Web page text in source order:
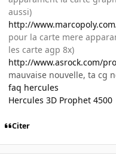
aussi)
http://
pour la carte mere
les carte agp 8x)
http://www.asrock.com/
mauvaise nouvelle, ta cg
faq hercules
Hercules 3D Prophet 4500
Citer